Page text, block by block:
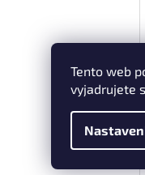
Tento web
vyjadrujete